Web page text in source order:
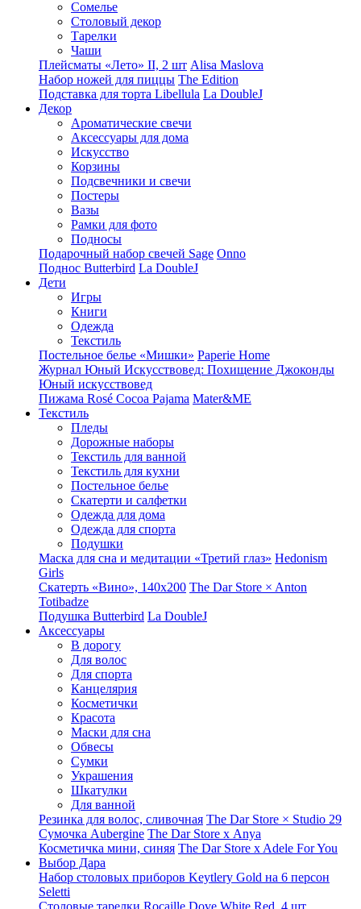
Сомелье
Столовый декор
Тарелки
Чаши
Плейсматы «Лето» II, 2 шт Alisa Maslova
Набор ножей для пиццы The Edition
Подставка для торта Libellula La DoubleJ
Декор
Ароматические свечи
Аксессуары для дома
Искусство
Корзины
Подсвечники и свечи
Постеры
Вазы
Рамки для фото
Подносы
Подарочный набор свечей Sage Onno
Поднос Butterbird La DoubleJ
Дети
Игры
Книги
Одежда
Текстиль
Постельное белье «Мишки» Paperie Home
Журнал Юный Искусствовед: Похищение Джоконды
Юный искусствовед
Пижама Rosé Cocoa Pajama Mater&ME
Текстиль
Пледы
Дорожные наборы
Текстиль для ванной
Текстиль для кухни
Постельное белье
Скатерти и салфетки
Одежда для дома
Одежда для спорта
Подушки
Маска для сна и медитации «Третий глаз» Hedonism
Girls
Скатерть «Вино», 140х200 The Dar Store × Anton
Totibadze
Подушка Butterbird La DoubleJ
Аксессуары
В дорогу
Для волос
Для спорта
Канцелярия
Косметички
Красота
Маски для сна
Обвесы
Сумки
Украшения
Шкатулки
Для ванной
Резинка для волос, сливочная The Dar Store × Studio 29
Сумочка Aubergine The Dar Store x Anya
Косметичка мини, синяя The Dar Store x Adele For You
Выбор Дара
Набор столовых приборов Keytlery Gold на 6 персон
Seletti
Столовые тарелки Rocaille Dove White Red, 4 шт